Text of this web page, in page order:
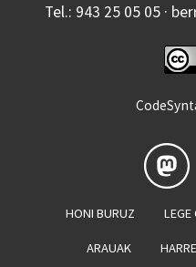
Tel.: 943 25 05 05 ·
HONI BURUZ LEGE
ARAUAK